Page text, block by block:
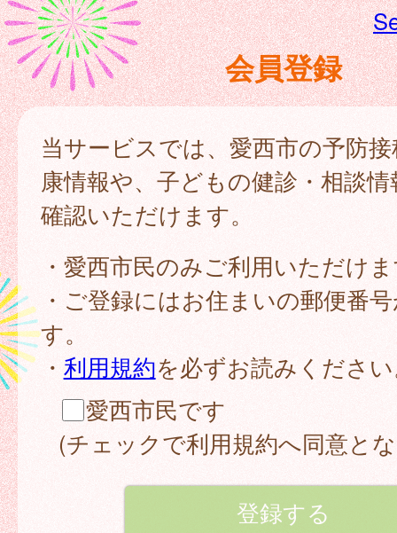
会員登録
当サービスでは、愛西市の予防
康情報や、子どもの健診・相談
確認いただけます。
・愛西市民のみご利用いただけ
・ご登録にはお住まいの郵便番
す。
・ 利用規約を必ずお読みくださ
愛西市民です
(チェックで利用規約へ同意と